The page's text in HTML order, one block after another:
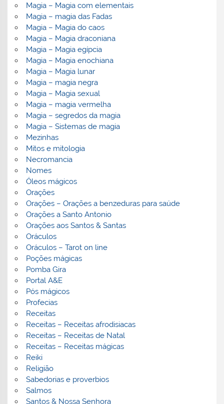
Magia – Magia com elementais
Magia – magia das Fadas
Magia – Magia do caos
Magia – Magia draconiana
Magia – Magia egípcia
Magia – Magia enochiana
Magia – Magia lunar
Magia – magia negra
Magia – Magia sexual
Magia – magia vermelha
Magia – segredos da magia
Magia – Sistemas de magia
Mezinhas
Mitos e mitologia
Necromancia
Nomes
Óleos mágicos
Orações
Orações – Orações a benzeduras para saúde
Orações a Santo Antonio
Orações aos Santos & Santas
Oráculos
Oráculos – Tarot on line
Poções mágicas
Pomba Gira
Portal A&E
Pós mágicos
Profecias
Receitas
Receitas – Receitas afrodisiacas
Receitas – Receitas de Natal
Receitas – Receitas mágicas
Reiki
Religião
Sabedorias e proverbios
Salmos
Santos & Nossa Senhora